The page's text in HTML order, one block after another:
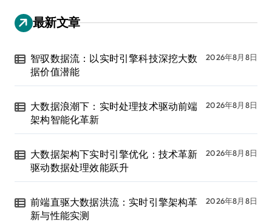
最新文章
智驭数据流：以实时引擎科技深挖大数
据价值潜能
2026年8月8日
大数据浪潮下：实时处理技术驱动前端
架构智能化革新
2026年8月8日
大数据架构下实时引擎优化：技术革新
驱动数据处理效能跃升
2026年8月8日
前端直驱大数据洪流：实时引擎架构革
新与性能实测
2026年8月8日